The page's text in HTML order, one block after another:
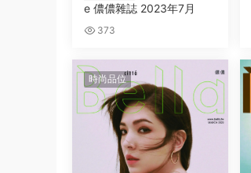
e 儂儂雜誌 2023年7月
373
時尚品位